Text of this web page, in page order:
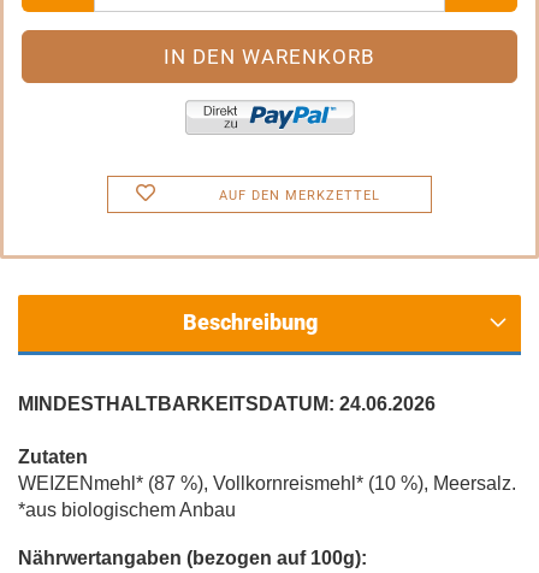
AUF DEN MERKZETTEL
Beschreibung
MINDESTHALTBARKEITSDATUM: 24.06.2026
Zutaten
WEIZENmehl* (87 %), Vollkornreismehl* (10 %), Meersalz.
*aus biologischem Anbau
Nährwertangaben (bezogen auf 100g):